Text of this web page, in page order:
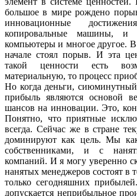
большое в мире рождено
инновационные
копировальные машины, и
компьютеры и многое другое. В
начале стоял порыв. И эта
такой ценности есть
материальную, то процесс
Но когда деньги, сиюминутный
прибыль являются основой
шансов на инновации. Это,
Понятно, что приятные
всегда. Сейчас же в стране
доминируют как цель. Мы
собственниками, и с
компаний. И я могу уверенно
нанятых менеджеров состоят в
только сегодняшних
допускается неприбыльное